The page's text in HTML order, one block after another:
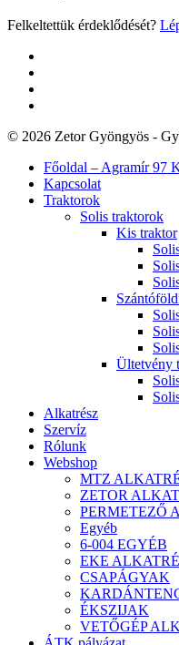
Felkeltettük érdeklődését?
© 2026 Zetor Gyöngyös -
Close
Menu
Főoldal – Agramír 97
Kapcsolat
Traktorok
Solis traktorok
Kis traktor
Ültetvény
Alkatrész
Szervíz
Rólunk
Webshop
MTZ
ZETOR
PERMETEZŐ
Egyéb
6-004 EGYÉB
EKE
CSAPÁGYAK
ÉKSZIJAK
VETŐGÉP